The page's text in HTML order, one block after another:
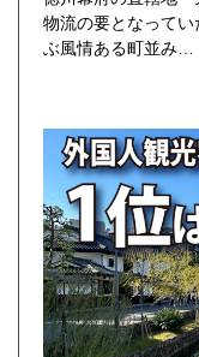
物流の要となって
ぶ風情ある町並み…